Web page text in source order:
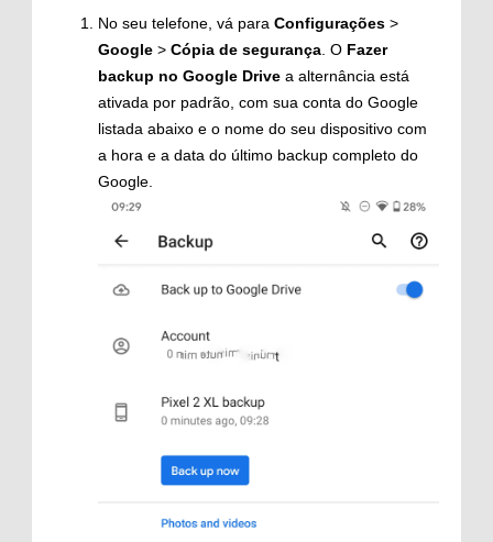
No seu telefone, vá para Configurações >
Google > Cópia de segurança . O Fazer
backup no Google Drive a alternância está
ativada por padrão, com sua conta do Google
listada abaixo e o nome do seu dispositivo com
a hora e a data do último backup completo do
Google.